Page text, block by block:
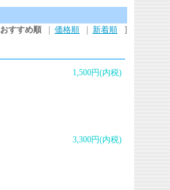
おすすめ順 価格順 新着順
]
1,500円(内税)
3,300円(内税)